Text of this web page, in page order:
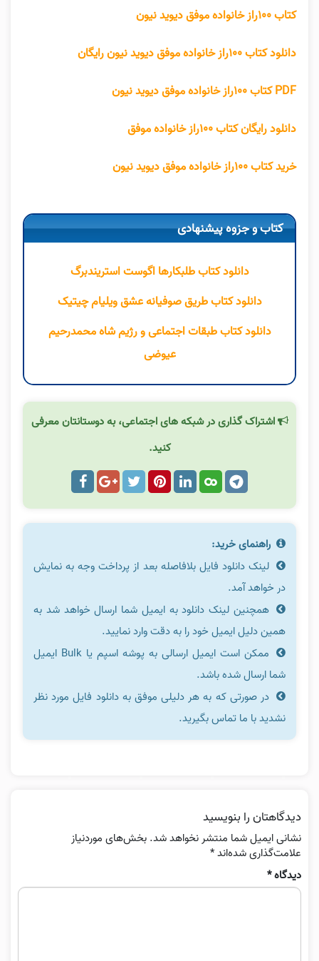
کتاب ۱۰۰راز خانواده موفق دیوید نیون
دانلود کتاب ۱۰۰راز خانواده موفق دیوید نیون رایگان
PDF کتاب ۱۰۰راز خانواده موفق دیوید نیون
دانلود رایگان کتاب ۱۰۰راز خانواده موفق
خرید کتاب ۱۰۰راز خانواده موفق دیوید نیون
کتاب و جزوه پیشنهادی
دانلود کتاب طلبکارها اگوست استریندبرگ
دانلود کتاب طریق صوفیانه عشق ویلیام چیتیک
دانلود کتاب طبقات اجتماعی و رژیم شاه محمدرحیم
عیوضی
اشتراک گذاری در شبکه های اجتماعی، به دوستانتان معرفی
کنید.
راهنمای خرید:
لینک دانلود فایل بلافاصله بعد از پرداخت وجه به نمایش
در خواهد آمد.
همچنین لینک دانلود به ایمیل شما ارسال خواهد شد به
همین دلیل ایمیل خود را به دقت وارد نمایید.
ممکن است ایمیل ارسالی به پوشه اسپم یا Bulk ایمیل
شما ارسال شده باشد.
در صورتی که به هر دلیلی موفق به دانلود فایل مورد نظر
نشدید با ما تماس بگیرید.
دیدگاهتان را بنویسید
نشانی ایمیل شما منتشر نخواهد شد. بخش‌های موردنیاز
علامت‌گذاری شده‌اند*
دیدگاه*